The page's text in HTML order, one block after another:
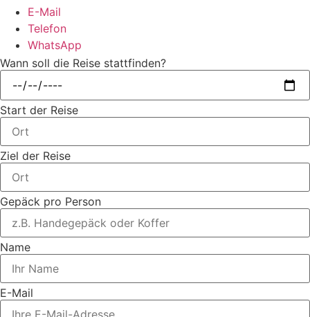
E-Mail
Telefon
WhatsApp
Wann soll die Reise stattfinden?
Start der Reise
Ziel der Reise
Gepäck pro Person
Name
E-Mail